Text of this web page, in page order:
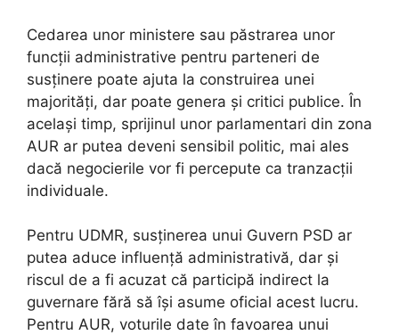
Cedarea unor ministere sau păstrarea unor
funcții administrative pentru parteneri de
susținere poate ajuta la construirea unei
majorități, dar poate genera și critici publice. În
același timp, sprijinul unor parlamentari din zona
AUR ar putea deveni sensibil politic, mai ales
dacă negocierile vor fi percepute ca tranzacții
individuale.
Pentru UDMR, susținerea unui Guvern PSD ar
putea aduce influență administrativă, dar și
riscul de a fi acuzat că participă indirect la
guvernare fără să își asume oficial acest lucru.
Pentru AUR, voturile date în favoarea unui